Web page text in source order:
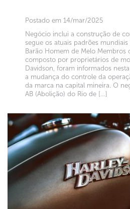
Postado em 14/mar/2025
Negócio inclui a construção de
segue os atuais padrões
Barão Homem de Melo Membros
composto por proprietários de
Davidson, foram informados
a mudança do controle da
da marca na capital mineira. O
AB (Abolição) do Rio de […]